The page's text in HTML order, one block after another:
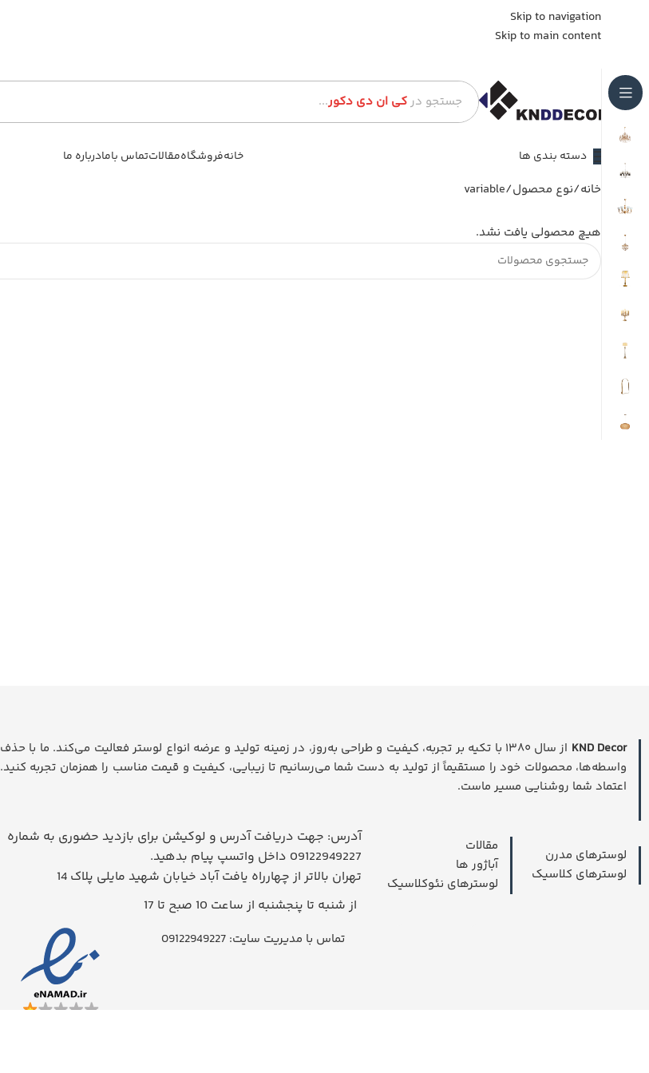
Skip to navigation
Skip to main content
جستجو در کی ان دی دکور...
دسته بندی ها خانهفروشگاهمقالاتتماس بامادرباره ما
خانه نوع محصول variable
هیچ محصولی یافت نشد.
KND Decor
از سال ۱۳۸۰ با تکیه بر تجربه، کیفیت و طراحی به‌روز، در زمینه تولید و عرضه انواع لوستر فعالیت می‌کند. ما با حذف
واسطه‌ها، محصولات خود را مستقیماً از تولید به دست شما می‌رسانیم تا زیبایی، کیفیت و قیمت مناسب را همزمان تجربه کنید.
اعتماد شما روشنایی مسیر ماست.
لوسترهای مدرن
لوسترهای کلاسیک
مقالات
آباژور ها
لوسترهای نئوکلاسیک
آدرس: جهت دریافت آدرس و لوکیشن برای بازدید حضوری به شماره
09122949227 داخل واتسپ پیام بدهید.
تهران بالاتر از چهارراه یافت آباد خیابان شهید مایلی پلاک 14
از شنبه تا پنجشنبه از ساعت 10 صبح تا 17
تماس با مدیریت سایت: 09122949227